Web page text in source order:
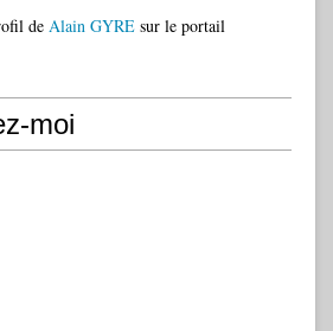
de Alain GYRE sur le portail
moi